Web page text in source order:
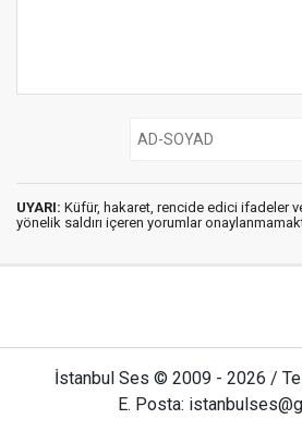
UYARI: Küfür, hakaret, rencide edici ifadeler
yönelik saldırı içeren yorumlar
İstanbul Ses © 2009 - 2026 /
E. Posta: